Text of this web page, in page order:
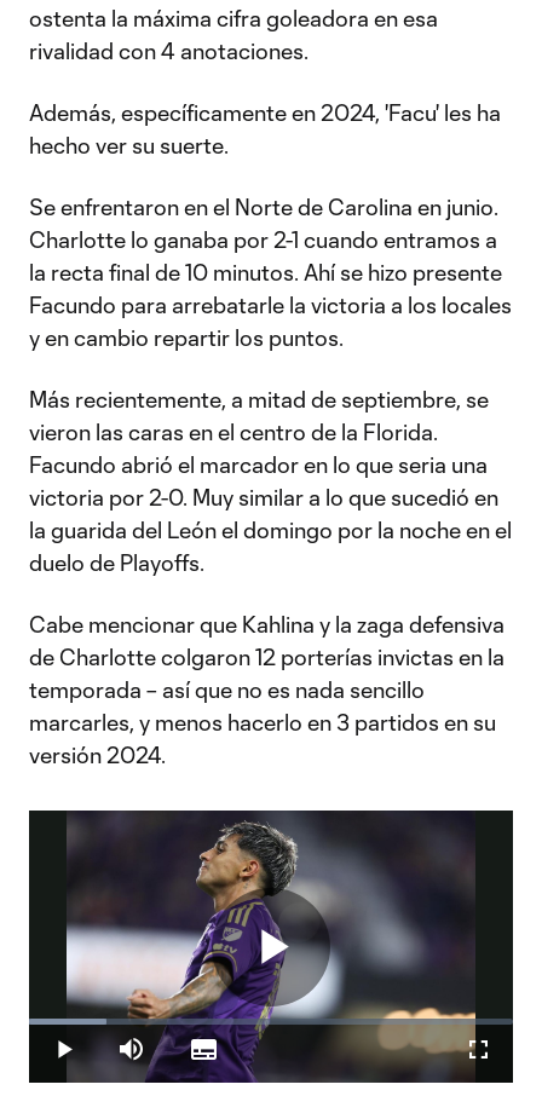
ostenta la máxima cifra goleadora en esa
rivalidad con 4 anotaciones.
Además, específicamente en 2024, 'Facu' les ha
hecho ver su suerte.
Se enfrentaron en el Norte de Carolina en junio.
Charlotte lo ganaba por 2-1 cuando entramos a
la recta final de 10 minutos. Ahí se hizo presente
Facundo para arrebatarle la victoria a los locales
y en cambio repartir los puntos.
Más recientemente, a mitad de septiembre, se
vieron las caras en el centro de la Florida.
Facundo abrió el marcador en lo que seria una
victoria por 2-0. Muy similar a lo que sucedió en
la guarida del León el domingo por la noche en el
duelo de Playoffs.
Cabe mencionar que Kahlina y la zaga defensiva
de Charlotte colgaron 12 porterías invictas en la
temporada – así que no es nada sencillo
marcarles, y menos hacerlo en 3 partidos en su
versión 2024.
Play
Play Mute
Loaded:
15.88%
Subtitles